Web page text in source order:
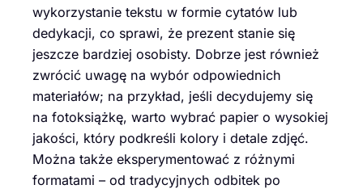
wykorzystanie tekstu w formie cytatów lub
dedykacji, co sprawi, że prezent stanie się
jeszcze bardziej osobisty. Dobrze jest również
zwrócić uwagę na wybór odpowiednich
materiałów; na przykład, jeśli decydujemy się
na fotoksiążkę, warto wybrać papier o wysokiej
jakości, który podkreśli kolory i detale zdjęć.
Można także eksperymentować z różnymi
formatami – od tradycyjnych odbitek po